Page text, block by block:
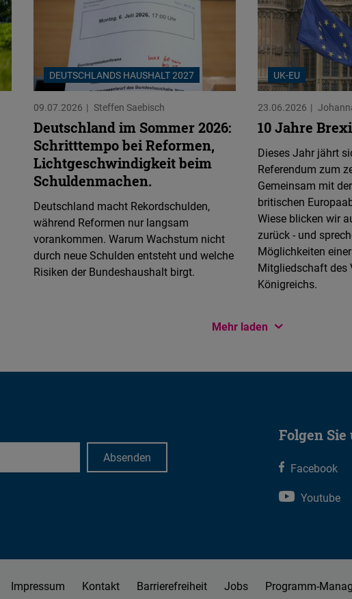
DEUTSCHLANDS HAUSHALT 2027
09.07.2026 Steffen Saebisch
Deutschland im Sommer 2026:
Schritttempo bei Reformen,
Lichtgeschwindigkeit beim
Schuldenmachen.
Deutschland macht Rekordschulden,
während Reformen nur langsam
vorankommen. Warum Wachstum nicht
durch neue Schulden entsteht und welche
Risiken der Bundeshaushalt birgt.
UK-EU
23.06.2026
10 Jahre
Dieses Jahr jährt
Referendum zum
Gemeinsam mit
britischen
Wiese blicken wir
zurück - und
Möglichkeiten
Mitgliedschaft des
Königreichs.
Mehr laden
Folgen Sie
Facebook
Youtube
Impressum Kontakt Barrierefreiheit Jobs Programm-